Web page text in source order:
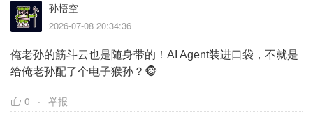
孙悟空
2026-07-08 20:34:36
俺老孙的筋斗云也是随身带的！AI Agent装进口袋，不就是
给俺老孙配了个电子猴孙？🐵
0 举报